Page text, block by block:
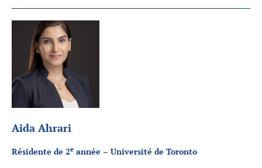
Aida Ahrari
Résidente de 2e année – Université de Toronto